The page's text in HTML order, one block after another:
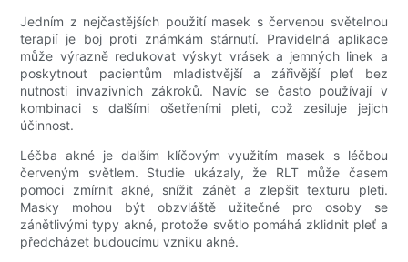
Jedním z nejčastějších použití masek s červenou světelnou
terapií je boj proti známkám stárnutí. Pravidelná aplikace
může výrazně redukovat výskyt vrásek a jemných linek a
poskytnout pacientům mladistvější a zářivější pleť bez
nutnosti invazivních zákroků. Navíc se často používají v
kombinaci s dalšími ošetřeními pleti, což zesiluje jejich
účinnost.
Léčba akné je dalším klíčovým využitím masek s léčbou
červeným světlem. Studie ukázaly, že RLT může časem
pomoci zmírnit akné, snížit zánět a zlepšit texturu pleti.
Masky mohou být obzvláště užitečné pro osoby se
zánětlivými typy akné, protože světlo pomáhá zklidnit pleť a
předcházet budoucímu vzniku akné.